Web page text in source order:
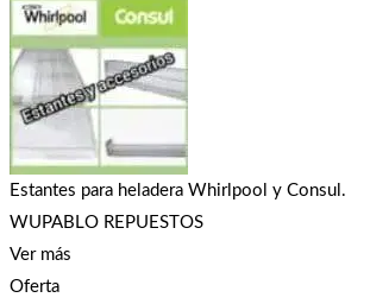
Estantes para heladera Whirlpool y Consul.
WUPABLO REPUESTOS
Ver más
Oferta